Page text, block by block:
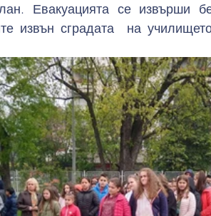
Евакуацията се извърши
извън сградата  на